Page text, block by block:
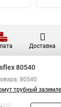
трубы 50
Пружинные хомуты
Крепеж для
с резиновым
Доставка
80540
80540
трубный